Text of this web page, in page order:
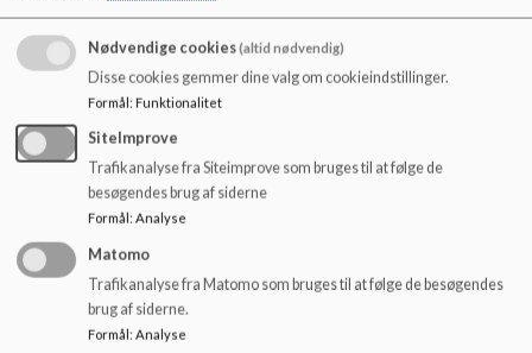
Nyt fra skole, Dus og Duslingen ved Mark og Ulla
Ulla orienterede:
Nye børn i børnehaven
Toiletterne på stueplan er malede
Fælles fagudvalg med Sulsted
Nødvendige cookies(altid nødvendig)
Disse cookies gemmer dine valg om cookieindstillinger.
Formål: Funktionalitet
SiteImprove
Trafikanalyse fra Siteimprove som bruges til at følge de
besøgendes brug af siderne
Formål : Analyse
Matomo
Trafikanalyse fra Matomo som bruges til at følge de besøgendes
brug af siderne.
Formål: Analyse